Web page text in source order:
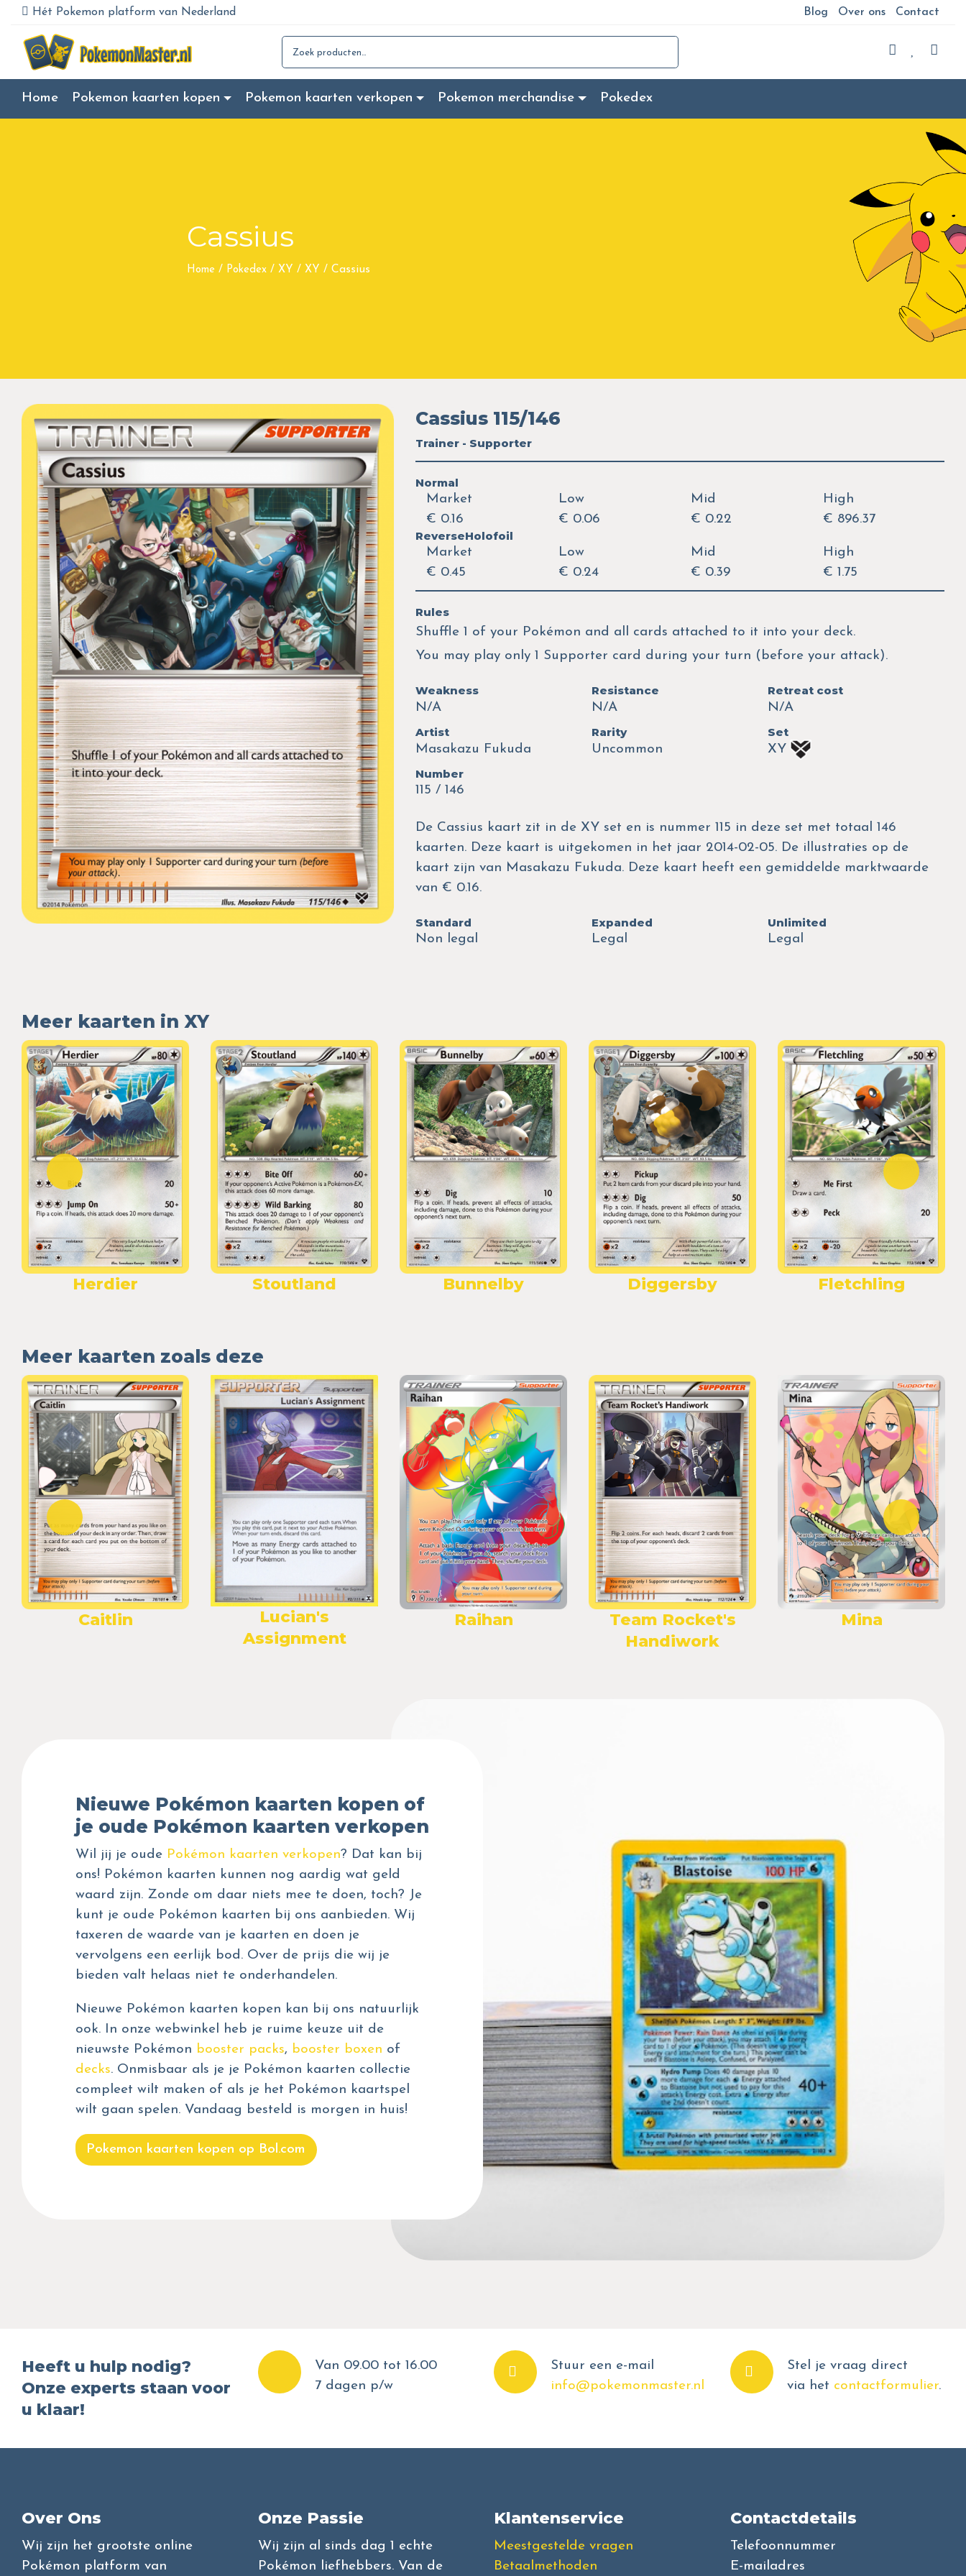
Hét Pokemon platform van Nederland Blog Over ons Contact
Search for:
Home Pokemon kaarten kopen Pokemon kaarten verkopen Pokemon merchandise Pokedex
Cassius
Home / Pokedex / XY / XY / Cassius
Cassius 115/146
Trainer - Supporter
Normal
Market
€ 0.16
Low
€ 0.06
Mid
€ 0.22
High
€ 896.37
ReverseHolofoil
Market
€ 0.45
Low
€ 0.24
Mid
€ 0.39
High
€ 1.75
Rules
Shuffle 1 of your Pokémon and all cards attached to it into your deck.
You may play only 1 Supporter card during your turn (before your attack).
Weakness
N/A
Resistance
N/A
Retreat cost
N/A
Artist
Masakazu Fukuda
Rarity
Uncommon
Set
XY
Number
115 / 146
De Cassius kaart zit in de XY set en is nummer 115 in deze set met totaal 146
kaarten. Deze kaart is uitgekomen in het jaar 2014-02-05. De illustraties op de
kaart zijn van Masakazu Fukuda. Deze kaart heeft een gemiddelde marktwaarde
van € 0.16.
Standard
Non legal
Expanded
Legal
Unlimited
Legal
Meer kaarten in XY
Herdier Stoutland Bunnelby Diggersby Fletchling
Meer kaarten zoals deze
Caitlin
Lucian's
Assignment
Raihan
Team Rocket's
Handiwork
Mina
Nieuwe Pokémon kaarten kopen of
je oude Pokémon kaarten verkopen
Wil jij je oude Pokémon kaarten verkopen? Dat kan bij
ons! Pokémon kaarten kunnen nog aardig wat geld
waard zijn. Zonde om daar niets mee te doen, toch? Je
kunt je oude Pokémon kaarten bij ons aanbieden. Wij
taxeren de waarde van je kaarten en doen je
vervolgens een eerlijk bod. Over de prijs die wij je
bieden valt helaas niet te onderhandelen.
Nieuwe Pokémon kaarten kopen kan bij ons natuurlijk
ook. In onze webwinkel heb je ruime keuze uit de
nieuwste Pokémon booster packs, booster boxen of
decks. Onmisbaar als je je Pokémon kaarten collectie
compleet wilt maken of als je het Pokémon kaartspel
wilt gaan spelen. Vandaag besteld is morgen in huis!
Pokemon kaarten kopen op Bol.com
Heeft u hulp nodig?
Onze experts staan voor
u klaar!
Van 09.00 tot 16.00
7 dagen p/w
Stuur een e-mail
info@pokemonmaster.nl
Stel je vraag direct
via het contactformulier.
Over Ons
Wij zijn het grootste online
Pokémon platform van
Onze Passie
Wij zijn al sinds dag 1 echte
Pokémon liefhebbers. Van de
Klantenservice
Meestgestelde vragen
Betaalmethoden
Contactdetails
Telefoonnummer
E-mailadres